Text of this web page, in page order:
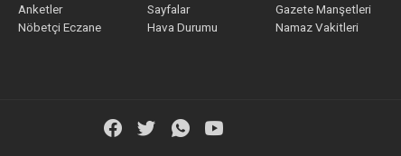
Anketler
Sayfalar
Gazete Manşetleri
Nöbetçi Eczane
Hava Durumu Namaz Vakitleri